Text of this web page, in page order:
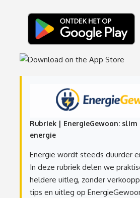
Rubriek | EnergieGewoon:
energie
Energie wordt steeds duurder
In deze rubriek delen we
heldere uitleg, zonder
tips en uitleg op